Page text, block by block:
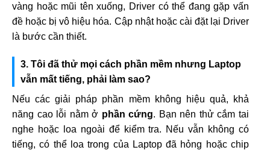
vàng hoặc mũi tên xuống, Driver có thể đang gặp vấn
đề hoặc bị vô hiệu hóa. Cập nhật hoặc cài đặt lại Driver
là bước cần thiết.
3. Tôi đã thử mọi cách phần mềm nhưng Laptop
vẫn mất tiếng, phải làm sao?
Nếu các giải pháp phần mềm không hiệu quả, khả
năng cao lỗi nằm ở phần cứng. Bạn nên thử cắm tai
nghe hoặc loa ngoài để kiểm tra. Nếu vẫn không có
tiếng, có thể loa trong của Laptop đã hỏng hoặc chip